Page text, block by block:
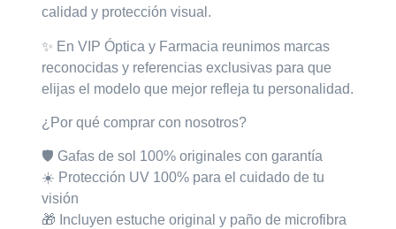
calidad y protección visual.
✨ En VIP Óptica y Farmacia reunimos marcas
reconocidas y referencias exclusivas para que
elijas el modelo que mejor refleja tu personalidad.
¿Por qué comprar con nosotros?
🛡️ Gafas de sol 100% originales con garantía
☀️ Protección UV 100% para el cuidado de tu
visión
🎁 Incluyenestuche original y paño de microfibra